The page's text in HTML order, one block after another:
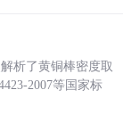
析了黄铜棒密度取
2007等国家标